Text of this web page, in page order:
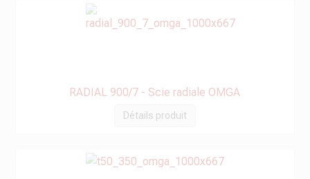
RADIAL 900/7 - Scie radiale OMGA
Détails produit